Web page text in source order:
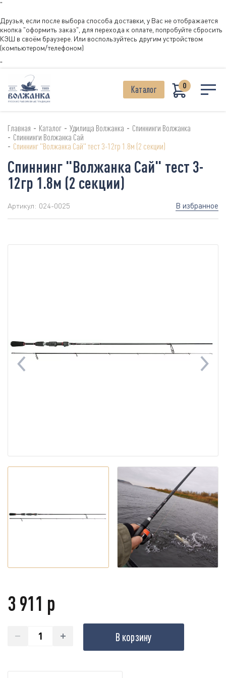
"
Друзья, если после выбора способа доставки, у Вас не отображается
кнопка "оформить заказ", для перехода к оплате, попробуйте сбросить
КЭШ в своём браузере. Или воспользуйтесь другим устройством
(компьютером/телефоном)
"
Каталог 0
Главная - Каталог - Удилища Волжанка - Спиннинги Волжанка
- Спиннинги Волжанка Сай
- Спиннинг "Волжанка Сай" тест 3-12гр 1.8м (2 секции)
Спиннинг "Волжанка Сай" тест 3-
12гр 1.8м (2 секции)
Артикул: 024-0025 В избранное
3 911 р
В корзину